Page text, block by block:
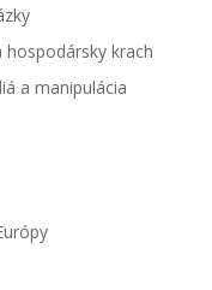
hospodársky krach
a manipulácia